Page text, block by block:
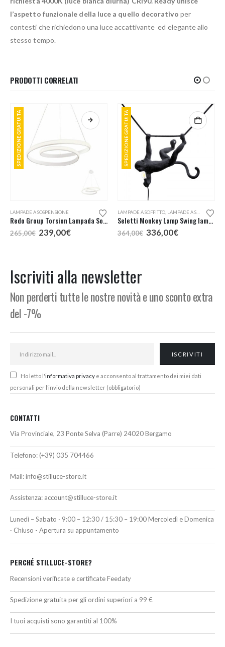
l’aspetto funzionale della luce a quello decorativo per
contesti che richiedono una luce accattivante ed elegante allo
stesso tempo.
PRODOTTI CORRELATI
SPEDIZIONE GRATUITA
LAMPADE A SOSPENSIONE
Redo Group Torsion Lampada Sospensione LED 55
265,00€ Il
prezzo
239,00€Il
SPEDIZIONE GRATUITA
LAMPADE A SOFFITTO LAMPADE A SOSPENSIONE
Seletti Monkey Lamp Swing lampada a sospensione da esterno
364,00€ Il
prezzo
336,00€Il
Iscriviti alla newsletter
Non perderti tutte le nostre novità e uno sconto extra
del -7%
Ho letto l'informativa privacy e acconsento al trattamento dei miei dati
personali per l’invio della newsletter (obbligatorio)
CONTATTI
Via Provinciale, 23 Ponte Selva (Parre) 24020 Bergamo
Telefono: (+39) 035 704466
Mail:info@stilluce-store.it
Assistenza: account@stilluce-store.it
Lunedì – Sabato · 9:00 – 12:30 / 15:30 – 19:00 Mercoledì e Domenica
· Chiuso - Apertura su appuntamento
PERCHÉ STILLUCE-STORE?
Recensioni verificate e certificate Feedaty
Spedizione gratuita per gli ordini superiori a 99 €
I tuoi acquisti sono garantiti al 100%